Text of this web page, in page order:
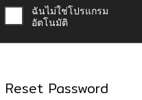
Reset Password